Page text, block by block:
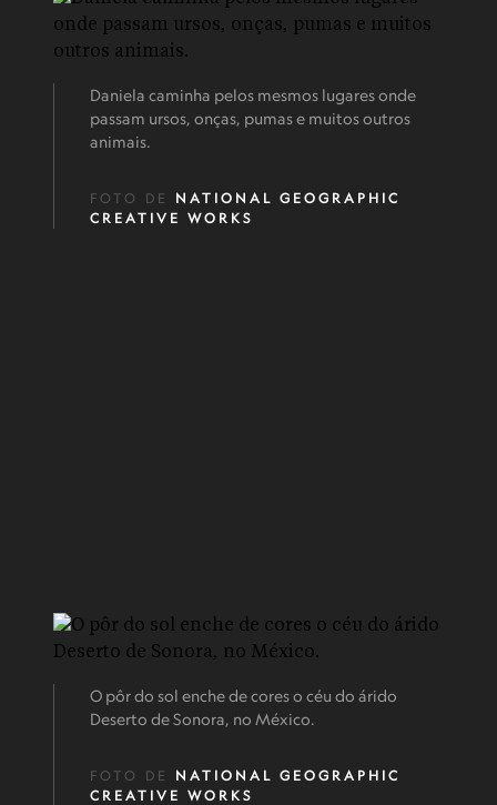
Daniela caminha pelos mesmos lugares onde
passam ursos, onças, pumas e muitos outros
animais.
FOTO DE NATIONAL GEOGRAPHIC
CREATIVE WORKS
O pôr do sol enche de cores o céu do árido
Deserto de Sonora, no México.
FOTO DE NATIONAL GEOGRAPHIC
CREATIVE WORKS